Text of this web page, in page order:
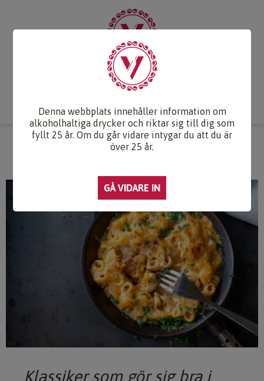
Druvlexikon
Webb-TV Om oss
MAC N CHEESE
Klassiker som gör sig bra i
Denna webbplats innehåller information om
alkoholhaltiga drycker och riktar sig till dig som
fyllt 25 år. Om du går vidare intygar du att du är
över 25 år.